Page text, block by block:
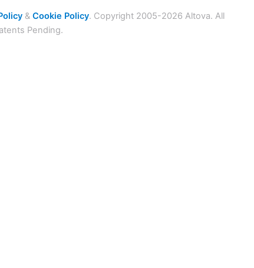
& Cookie Policy. Copyright 2005-2026 Altova. All
Pending.